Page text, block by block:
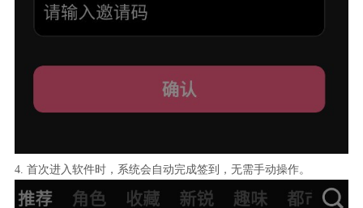
4. 首次进入软件时，系统会自动完成签到，无需手动操作。